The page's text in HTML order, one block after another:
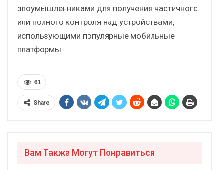
злоумышленниками для получения частичного
или полного контроля над устройствами,
использующими популярные мобильные
платформы.
61
Share
Вам Также Могут Понравиться